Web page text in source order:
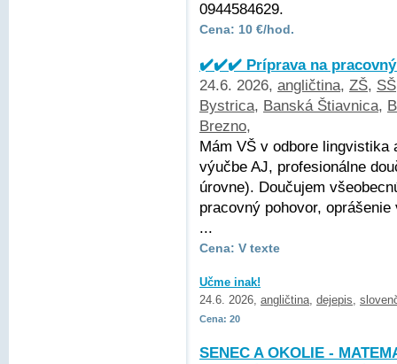
0944584629.
Cena: 10 €/hod.
✔️✔️✔️ Príprava na
24.6. 2026, angličtina, ZŠ, SŠ
Bystrica, Banská Štiavnica,
Brezno,
Mám VŠ v odbore
výučbe AJ, profesionálne
úrovne). Doučujem
pracovný pohovor,
...
Cena: V texte
Učme inak!
24.6. 2026, angličtina, dejepis,
Cena: 20
SENEC A OKOLIE -